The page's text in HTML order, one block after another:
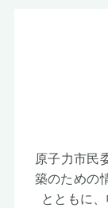
原子力市民
築のための
とともに